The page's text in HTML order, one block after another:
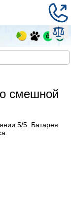
смешной
5/5. Батарея